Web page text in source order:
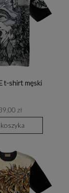
t-shirt męski
zł